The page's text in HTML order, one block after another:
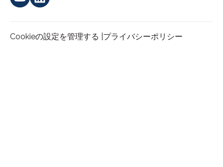
Cookieの設定を管理する | プライバシーポリシー